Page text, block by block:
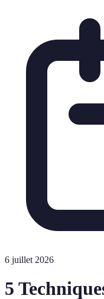
6 juillet 2026
5